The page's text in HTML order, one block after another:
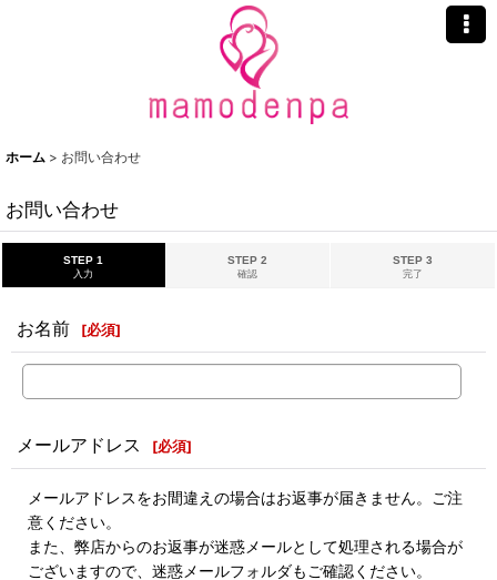
ホーム > お問い合わせ
お問い合わせ
STEP 1
入力
STEP 2
確認
STEP 3
完了
お名前 [必須]
メールアドレス [必須]
メールアドレスをお間違えの場合はお返事が届きません。ご注
意ください。
また、弊店からのお返事が迷惑メールとして処理される場合が
ございますので、迷惑メールフォルダもご確認ください。